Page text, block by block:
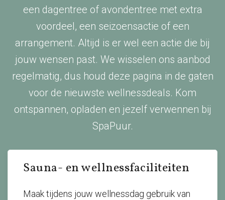
een dagentree of avondentree met extra
voordeel, een seizoensactie of een
arrangement. Altijd is er wel een actie die bij
jouw wensen past. We wisselen ons aanbod
regelmatig, dus houd deze pagina in de gaten
voor de nieuwste wellnessdeals. Kom
ontspannen, opladen en jezelf verwennen bij
SpaPuur.
Sauna- en wellnessfaciliteiten
Maak tijdens jouw wellnessdag gebruik van